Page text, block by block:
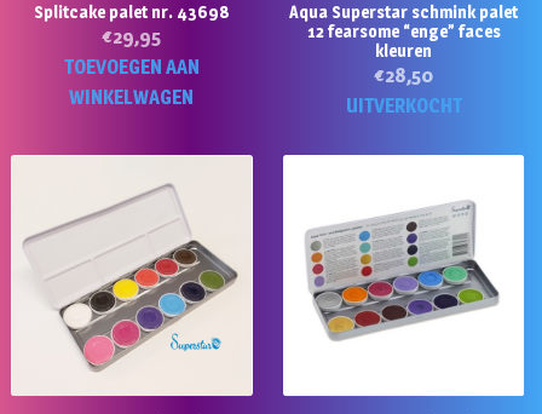
Splitcake palet nr. 43698
€29,95
TOEVOEGEN AAN
WINKELWAGEN
Aqua Superstar schmink palet
12 fearsome “enge” faces
kleuren
€28,50
UITVERKOCHT